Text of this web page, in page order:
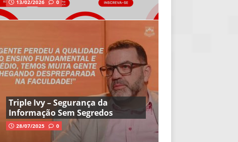
13/02/2026 0
Triple Ivy – Segurança da
Informação Sem Segredos
28/07/2025 0